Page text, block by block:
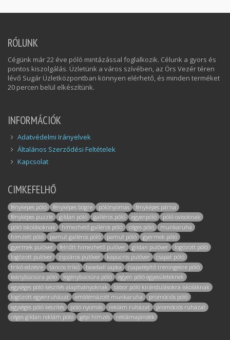
RÓLUNK
Cégünk már 22 éve póló mintázással foglalkozik. Célunk a gyors és
pontos kiszolgálás. Üzletünk a város szívében, az Örs Vezér téren
lévő Sugár Üzletközpontban könnyen elérhető, és minden terméket
20 percen belül elkészítünk.
INFORMÁCIÓK
Adatvédelmi Irányelvek
Általános Szerződési Feltételek
Kapcsolat
CIMKEFELHŐ
fényképes póló fényképes bögre pólónyomás
fényképes párna
fényképes puzzle
gildan póló galléros póló egyenpóló
póló ovisoknak
póló iskolásoknak
hímezhető galléros póló céges póló
munkaruha
hímzett póló
pamut galléros póló pamut póló
gyermek póló
gyermek pulóver
felnőtt hímezhető pulóver gildan pulóver
logózott póló
logózott pulóver
zipzáros pulóver kapucnis pulóver
csapat póló
trikó edzésre
táncos trikó baseball sapka
csapatépítő tréningekre póló
leánybúcsúra póló
legénybúcsúra póló
egyen póló egyesületeknek
egységes póló készítés alapítványoknak
tábor póló kirándulásokra iskoláknak
logózott egyenruházat
emblémázott munkaruha
promóciós póló
egységes póló készítés
póló nyomás reklám ruházat
promóciós ruházat
céges gildan reklám póló
gépi hímzés reklámajándék